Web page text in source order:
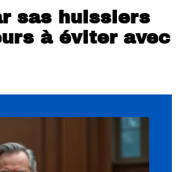
sas huissiers
à éviter avec